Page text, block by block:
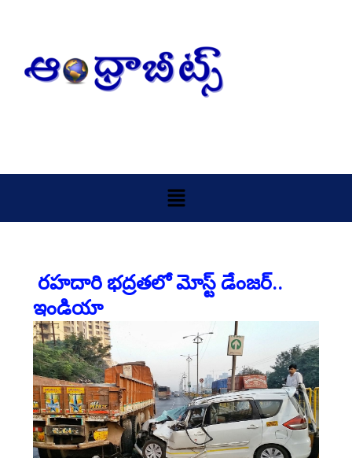
Menu
రహదారి భద్రతలో మోస్ట్‌ డేంజర్‌..
ఇండియా